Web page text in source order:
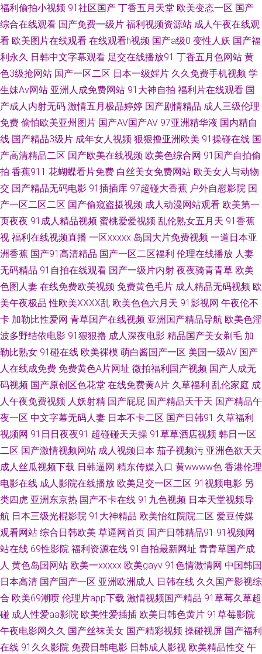
碰人人操人人摸 久久偷拍视频网 日本毛片视频 亚洲成人黄色网址 91免费热
播视频 97在线综合 肏屄爽片 人妖谢精视频 伊人成年网 av资源网站搜索 黑
丝露出高潮 蜜桃视频在线观看 久久精品网站免费 www豆花av 激情伊人 欧韩
午夜视频 欧美透明视频一区 婷婷五月花成人 在线视频撸 aaAV成人片 国产1
页 九一日韩高清 欧美三级b 深夜AV福利 亚洲天堂无码播放 91蜜臀刺激网 av
高清不卡 韩国美女操逼视频 久久青草影院 欧美丝袜性爱A片 91自摸 成人视
美专区 97色色综合网 福利av网 黄色网入口站链接 美女网站91 青娱乐av色导
航 日韩一一 91情侣操逼 AV免费在线观看 超碰在线影院 韩日无码A 美女免费
三级 日韩欧美国产一区 五月激情在线网 91草网站 91只有精品 超碰大香蕉网
国产天天骚 久草首页老司机 日韩中文字幕专区 亚洲影院www 97超碰福利电
影 豆花日韩成人社区 黑丝足交后入 老司机精品导航 大香蕉综合久久 欧美卡
久久 无码h片 青青草美女视频 大香蕉午夜福利 欧美久久综合伊人 日韩有码
三上 在线不卡久热涩 香蕉视频app 白丝91 国厂性交A片 欧美性爱五月网址
91TS在线 AV新网址 福利社一分钟试看 九一狼人社 人妖做爱视频 五月丁香
成人网站 影音先锋伪娘 91性生活剧场 成人视频免费网站 极品五月天 欧美成
人淫B网 天堂av影院 伊人五月天网 www午夜av 福利院av 韩国人人操 另类av
磁力 欧美性爱综合楼 亚州性爱自拍图片 91色狼 超碰人人干 黑料嫩草人人精
品 老司机草逼av 日韩欧美sss 伊人综合另类 91视屏黄 成人羞羞午夜 狠狠撸
网 欧美日韩交配网 熟女人妻一二区 51人妻综合网 99乱伦 岛国黄色 久久骚
黄色免费网站 欧美成人2穴网 色色天堂网 91福利导 www日本色 国产欧美日
产精品 久色成人网 人妖自慰射精合集 香蕉爱爱网 91精品观看视频 www性
福利偷拍小视频 91社区国产 丁香五月天堂 欧美变态一区 国产
综合在线观看 国产免费一级片 福利视频资源站 成人午夜在线观
看 欧美图片在线观看 在线观看h视频 国产a级0 变性人妖 国产福
利永久 日韩中文字幕观看 足交在线播放91 丁香五月色网站 黄
色3级抢网站 国产一区二区 日本一级婬片 久久免费手机视频 学
生妹Av网站 亚洲人成免费网站 91大神自拍 福利片在线观看 国
产成人内射无码 激情五月极品婷婷 国产剧情精品 成人三级伦理
免费 偷怕欧美亚州图片 国产AV国产AV 97亚洲精华液 国内精自
线 国产精品3级片 成年女人视频 狠狠撸亚洲欧美 91操碰在线 国
产高清精品二区 国产欧美在线视频 欧美色综合网 91国产自拍偷
拍 香蕉911 花蝴蝶看片免费 白丝美女免费网站 欧美女人与动物
交 国产精品无码电影 91插插库 97超碰大香蕉 户外自慰影院 国
产一区二区二区 国产偷窥盗摄视频 成人动漫网站观看 欧美第一
页夜夜 91成人精品视频 蜜桃爱爱视频 乱伦熟女五月天 91香蕉
视 福利在线视频直播 一区xxxxx 岛国大片免费视频 一道日本亚
洲香蕉 国产91高清精品 国产一区二区福利 伦理在线播放 人妻
无码精品 91自拍在线观看 国产一级片内射 夜夜骑青青草 欧美
色图人妻 在线免费欧美视频 免费黄色毛片 成人精品无码视频 欧
美午夜极品 性欧美ⅩⅩⅩⅩ乱 欧美色色六月天 91影视网 午夜伦不
卡 加勒比性爱网 青草国产在线视频 亚洲国产精品导航 欧美色淫
波多野结依电影 91狠狠撸 成人深夜电影 精品国产美女剃毛 加
勒比熟女 91碰在线 欧美裸模 萌白酱国产一区 美国一级AV 国产
人在线成免费 免费黄色A片网址 微拍福利国产视频 国产人成无
码视频 国产原创区色花堂 在线免费黄A片 久草福利 乱伦家庭 成
人午夜免费视频 人妖射精 国产屁屁 国产精品天干天 国产精品午
夜一区 中文字幕无码人妻 日本不卡二区 国产日韩91 久草福利
视频网 91日日夜夜91 超碰碰天天操 91草草酒店视频 韩日一区
二区 国产激情视频网站 成人视频日本 茄子视频污 亚洲色欲天天
成人丝瓜视频下载 日韩逼网 精东传媒入口 黄wwww色 香港伦理
电影在线 成人影院在线播放 欧美足交一区二区 91视频电影 另
类四虎 亚洲东京热 国产不卡在线 91九色视频 日本天堂视频导
航 日本三级光棍影院 91大神精品 欧美怡红院院二区 爱豆传媒
观看网站 综合日韩欧美 草逼网首页 国产日韩精品91 91视频网
站在线 69性影院 福利资源在线 91自拍最新网址 青青草国产成
人 黄色岛国网站 欧美一xxxxx 欧美gayv 91色情激情网 中国韩国
日本高清 国产国产一区 亚洲欧洲成人 日韩在线 久久国产影视综
合 欧美69潮喷 伦理片app下载 激情视频国产精品 91草莓久草超
碰 成人性爱aa影院 欧美性爱插插 欧美日韩色黄片 91草莓影院
午夜电影网久久 国产丝袜美女 国产精彩视频 操碰视屏 国产福利
在线 91久久影院 免费日韩电影 日韩成人影视 欧美精品性交 午